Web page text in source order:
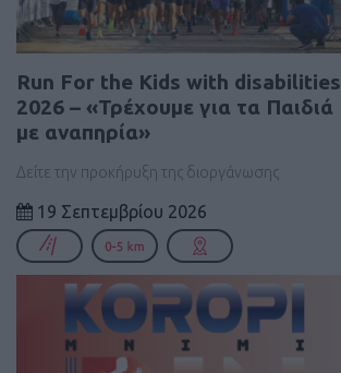
Run For the Kids with disabilities
2026 – «Τρέχουμε για τα Παιδιά
με αναπηρία»
Δείτε την προκήρυξη της διοργάνωσης
19 Σεπτεμβρίου 2026